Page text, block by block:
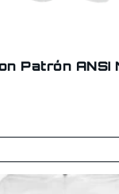
Patrón ANSI